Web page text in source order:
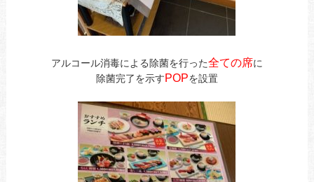
アルコール消毒による除菌を行った全ての席に
除菌完了を示すPOPを設置